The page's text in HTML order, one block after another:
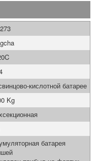
кислотной батарее
Kg
батарея